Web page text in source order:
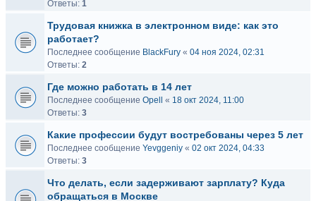
Ответы: 1
Трудовая книжка в электронном виде: как это
работает?
Последнее сообщение BlackFury « 04 ноя 2024, 02:31
Ответы: 2
Где можно работать в 14 лет
Последнее сообщение Opell « 18 окт 2024, 11:00
Ответы: 3
Какие профессии будут востребованы через 5 лет
Последнее сообщение Yevggeniy « 02 окт 2024, 04:33
Ответы: 3
Что делать, если задерживают зарплату? Куда
обращаться в Москве